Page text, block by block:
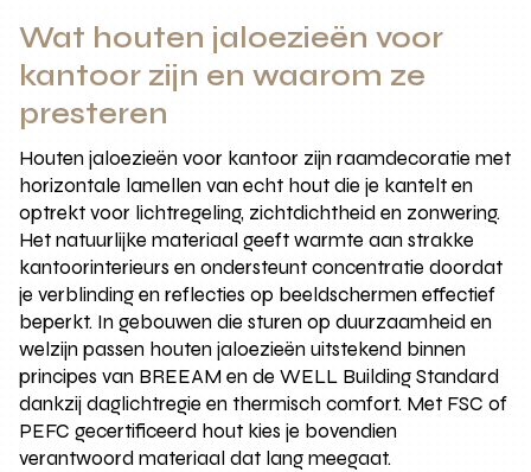
Wat houten jaloezieën voor
kantoor zijn en waarom ze
presteren
Houten jaloezieën voor kantoor zijn raamdecoratie met
horizontale lamellen van echt hout die je kantelt en
optrekt voor lichtregeling, zichtdichtheid en zonwering.
Het natuurlijke materiaal geeft warmte aan strakke
kantoorinterieurs en ondersteunt concentratie doordat
je verblinding en reflecties op beeldschermen effectief
beperkt. In gebouwen die sturen op duurzaamheid en
welzijn passen houten jaloezieën uitstekend binnen
principes van BREEAM en de WELL Building Standard
dankzij daglichtregie en thermisch comfort. Met FSC of
PEFC gecertificeerd hout kies je bovendien
verantwoord materiaal dat lang meegaat.